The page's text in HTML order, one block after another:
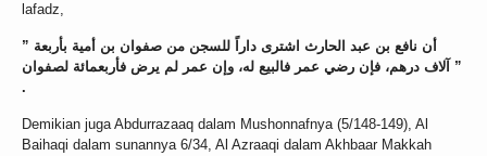
lafadz,
” أن نافع بن عبد الحارث اشترى داراً للسجن من صفوان بن أمية بأربعة
آلاف درهم، فإن رضي عمر فالبيع له، وإن عمر لم يرض فأربعمائة لصفوان ”
.
Demikian juga Abdurrazaaq dalam Mushonnafnya (5/148-149), Al
Baihaqi dalam sunannya 6/34, Al Azraaqi dalam Akhbaar Makkah